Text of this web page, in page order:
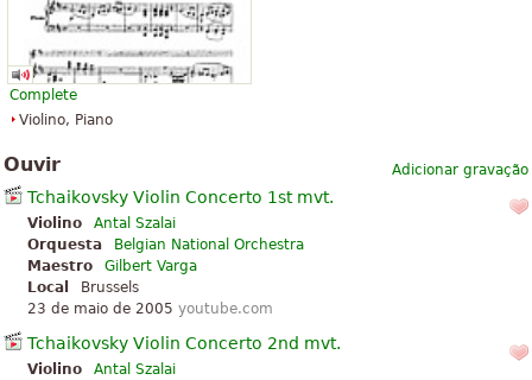
Complete
Violino, Piano
Adicionar gravação
Ouvir
Tchaikovsky Violin Concerto 1st mvt.
Violino
Antal Szalai
Orquesta
Belgian National Orchestra
Maestro
Gilbert Varga
Local
Brussels
23 de maio de 2005 youtube.com
Tchaikovsky Violin Concerto 2nd mvt.
Violino
Antal Szalai